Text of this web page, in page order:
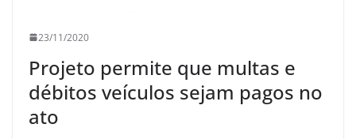
23/11/2020
Projeto permite que multas e
débitos veículos sejam pagos no
ato